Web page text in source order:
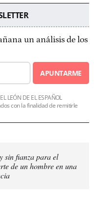
un análisis de los
APUNTARME
LEÓN DE EL ESPAÑOL
con la finalidad de remitirle
sin fianza para el
de un hombre en una